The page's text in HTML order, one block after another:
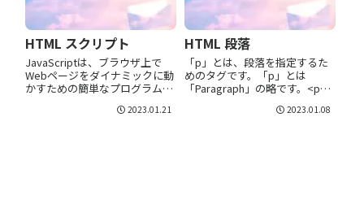
HTML スクリプト
JavaScriptは、ブラウザ上で
Webページをダイナミックに動
かすための簡単なプログラムで
クリプト（例えばJavaScript）
2023.01.21
HTML 段落
「p」とは、段落を指定するた
めのタグです。「p」とは
「Paragraph」の略です。<p>
つの段落であることを示しま
2023.01.08